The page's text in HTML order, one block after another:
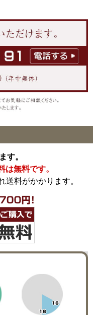
す。
は無料です。
送料がかかります。